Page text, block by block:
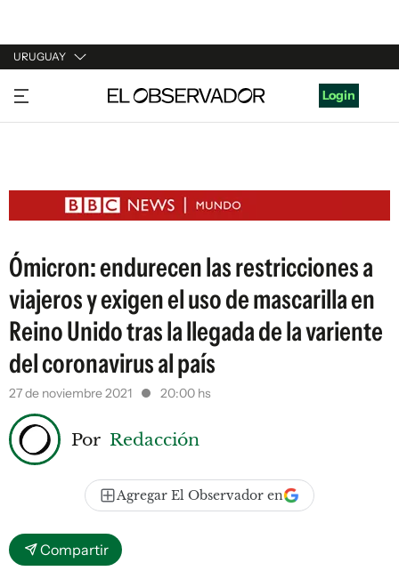
URUGUAY
URUGUAY
ARGENTINA
ESTADOS UNIDOS
Login
Ómicron: endurecen las restricciones a
viajeros y exigen el uso de mascarilla en
Reino Unido tras la llegada de la variente
del coronavirus al país
27 de noviembre 2021 20:00 hs
Por Redacción
Agregar El Observador en
Compartir